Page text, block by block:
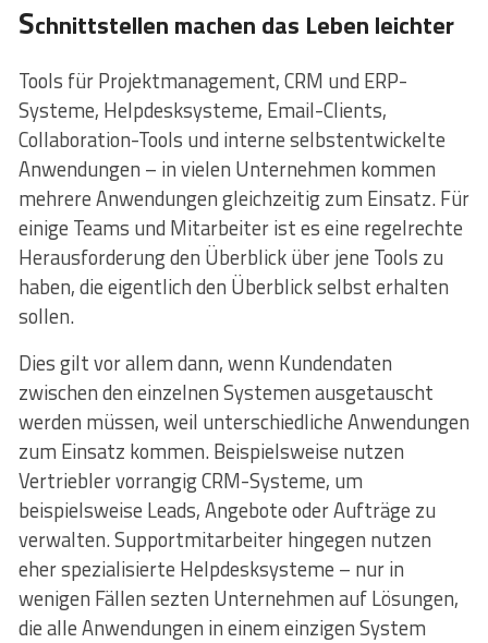
Schnittstellen machen das Leben leichter
Tools für Projektmanagement, CRM und ERP-
Systeme, Helpdesksysteme, Email-Clients,
Collaboration-Tools und interne selbstentwickelte
Anwendungen – in vielen Unternehmen kommen
mehrere Anwendungen gleichzeitig zum Einsatz. Für
einige Teams und Mitarbeiter ist es eine regelrechte
Herausforderung den Überblick über jene Tools zu
haben, die eigentlich den Überblick selbst erhalten
sollen.
Dies gilt vor allem dann, wenn Kundendaten
zwischen den einzelnen Systemen ausgetauscht
werden müssen, weil unterschiedliche Anwendungen
zum Einsatz kommen. Beispielsweise nutzen
Vertriebler vorrangig CRM-Systeme, um
beispielsweise Leads, Angebote oder Aufträge zu
verwalten. Supportmitarbeiter hingegen nutzen
eher spezialisierte Helpdesksysteme – nur in
wenigen Fällen sezten Unternehmen auf Lösungen,
die alle Anwendungen in einem einzigen System